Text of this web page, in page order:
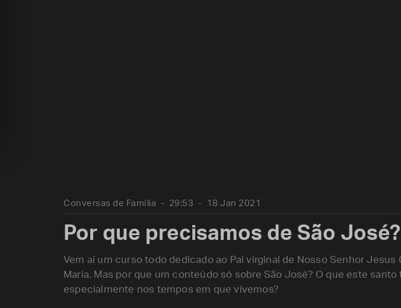
Conversas de Família 29:53 18 Jan 2021
Por que precisamos de São José?
Vem aí um curso todo dedicado ao Pai virginal de Nosso Senhor
Maria. Mas por que um conteúdo só sobre São José? O que este
especialmente nos tempos em que vivemos?